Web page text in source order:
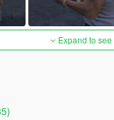
Expand to